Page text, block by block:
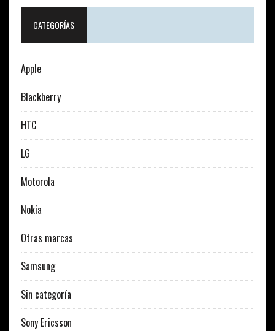
CATEGORÍAS
Apple
Blackberry
HTC
LG
Motorola
Nokia
Otras marcas
Samsung
Sin categoría
Sony Ericsson